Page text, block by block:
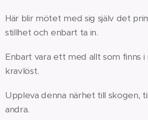
Här blir mötet med sig själv det
stillhet och enbart ta in.
Enbart vara ett med allt som finns
kravlöst.
Uppleva denna närhet till skogen,
andra.